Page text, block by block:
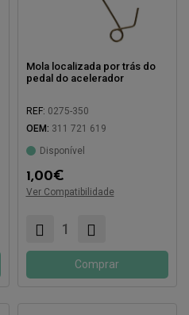
Mola localizada por trás do
pedal do acelerador
REF: 0275-350
OEM: 311 721 619
Disponível
1,00€
Ver Compatibilidade
Compatível com:
Comprar